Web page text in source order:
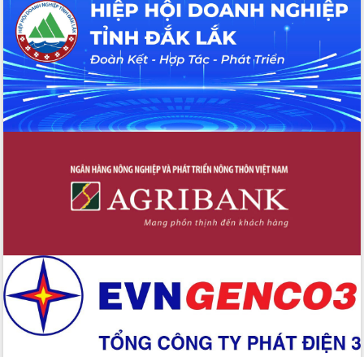
Tháo gỡ những vướng mắc, đẩy mạnh
công tác cải cách thủ tục hành chính
tại Trung tâm Phục vụ hành chính
công tỉnh
Đắk Lắk: Tôn vinh 46 giải pháp tại Hội
thi Sáng tạo Kỹ thuật 2024 - 2025
Đắk Lắk rà soát, điều chỉnh Đề án 190
Trương Công Thái kiểm tra thực địa
Dự án cao tốc Khánh Hòa - Buôn Ma
Định vị cà phê Việt Nam như một “di
Xây dựng nông thôn mới: Nâng cao đời
sống người dân từ những mô hình thiết
thực
Quyết liệt tháo gỡ vướng mắc, đẩy
nhanh tiến độ các dự án trọng điểm
trong Khu kinh tế Nam Phú Yên